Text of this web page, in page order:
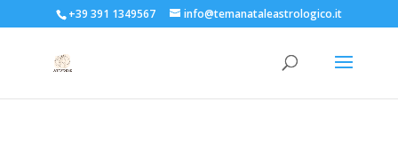
+39 391 1349567 info@temanataleastrologico.it